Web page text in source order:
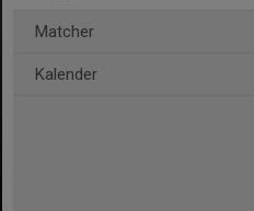
Matcher
Kalender